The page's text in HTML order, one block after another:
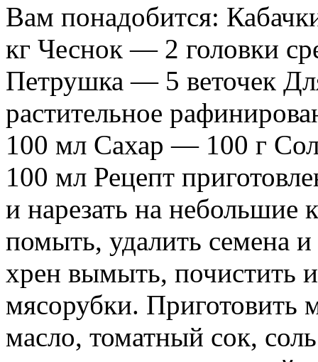
Вам понадобится:
кг Чеснок — 2 головки
Петрушка — 5 веточек
растительное
100 мл Сахар — 100 г
100 мл Рецепт
и нарезать на небольшие
помыть, удалить семена
хрен вымыть, почистить
мясорубки. Приготовить
масло, томатный сок,